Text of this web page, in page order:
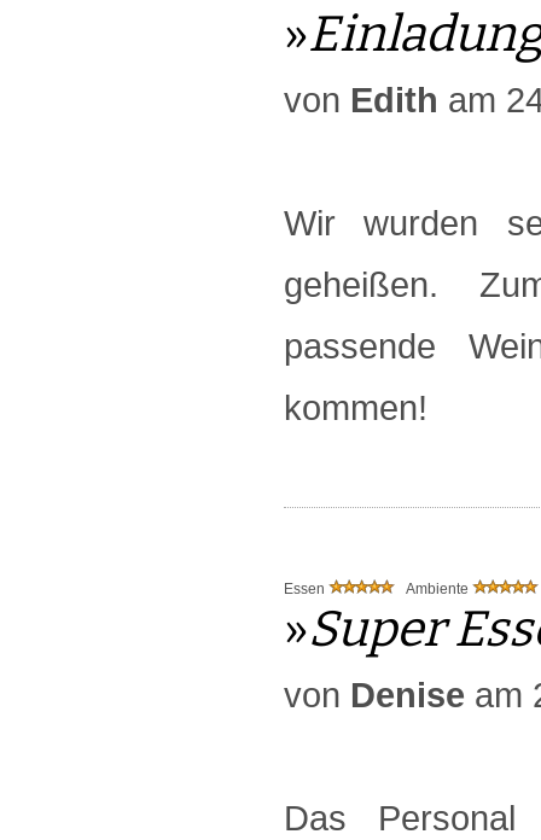
»
von Edith am
Wir wurden
geheißen.
passende
kommen!
Essen Ambiente
»Super
von Denise am
Das